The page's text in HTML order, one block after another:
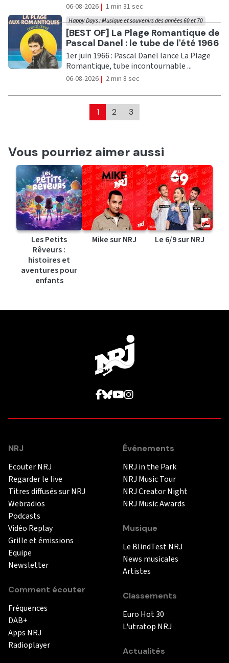
06-08-2026 | 1 min 31 sec
Ecouter
[BEST OF] La Plage Romantique de
Pascal Danel : le tube de l'été 1966
Happy Days : Musique et souvenirs des années 60 et 70
1er juin 1966 : Pascal Danel lance La Plage
Romantique, tube incontournable ...
06-08-2026 | 2 min 8 sec
1 2 3
Vous pourriez aimer aussi
Les Petits
Rêveurs :
histoires et
aventures pour
enfants
Mike sur NRJ Le 6/9 sur NRJ
NRJ
Ecouter NRJ
Regarder le live
Titres diffusés sur NRJ
Webradios
Podcasts
Vidéo Replay
Grille et émissions
Equipe
Newsletter
Comment écouter
Fréquences
DAB+
Apps NRJ
Radioplayer
Événements
NRJ in the Park
NRJ Music Tour
NRJ Creator Night
NRJ Music Awards
Musique
Le BlindTest NRJ
News musicales
Artistes
Classements
Euro Hot 30
L'utratop NRJ
Actualités